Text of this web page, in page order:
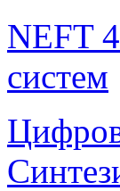
NEFT
систем